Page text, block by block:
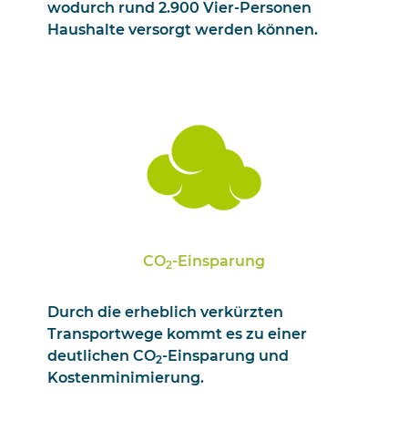
wodurch rund 2.900 Vier-Personen
Haushalte versorgt werden können.
CO2-Einsparung
Durch die erheblich verkürzten
Transportwege kommt es zu einer
deutlichen CO2-Einsparung und
Kostenminimierung.